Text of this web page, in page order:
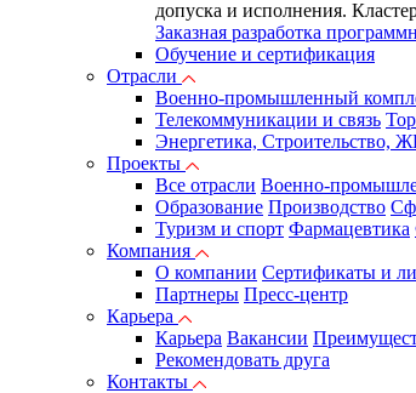
допуска и исполнения.
Заказная разработка
Обучение и сертификация
Отрасли
Военно-промышленный
Телекоммуникации и связь
Энергетика, Строительство,
Проекты
Все отрасли Военно-
Образование Производство
Туризм и спорт Фармацевтика
Компания
О компании Сертификаты и
Партнеры Пресс-центр
Карьера
Карьера Вакансии
Рекомендовать друга
Контакты